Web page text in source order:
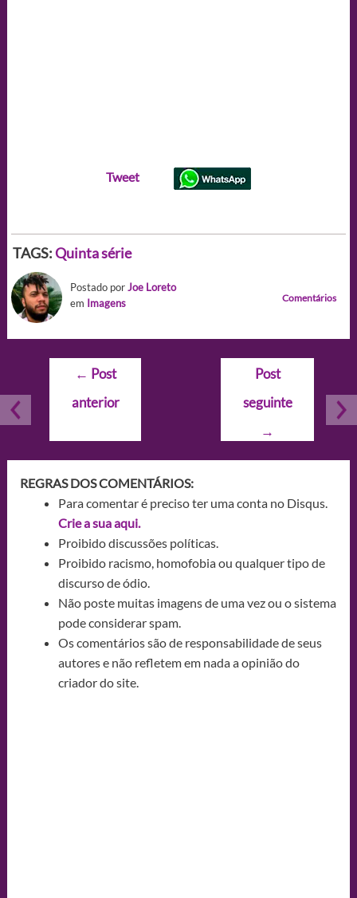
Tweet
TAGS:Quinta série
Postado porJoe Loreto
em Imagens Comentários
Navegação
Post
← Post
anterior
Post
seguinte
→
REGRAS DOS COMENTÁRIOS:
Para comentar é preciso ter uma conta no Disqus.
Crie a sua aqui.
Proibido discussões políticas.
Proibido racismo, homofobia ou qualquer tipo de
discurso de ódio.
Não poste muitas imagens de uma vez ou o sistema
pode considerar spam.
Os comentários são de responsabilidade de seus
autores e não refletem em nada a opinião do
criador do site.